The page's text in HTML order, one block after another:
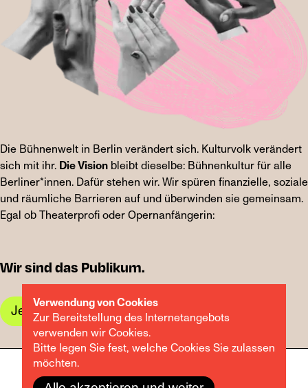
Die Bühnenwelt in Berlin verändert sich. Kulturvolk verändert
sich mit ihr. Die Vision bleibt dieselbe: Bühnenkultur für alle
Berliner*innen. Dafür stehen wir. Wir spüren finanzielle, soziale
und räumliche Barrieren auf und überwinden sie gemeinsam.
Egal ob Theaterprofi oder Opernanfängerin:
Wir sind das Publikum.
Jetzt Mitglied werden
Impressum AGB Datenschutz
Verwendung von Cookies
Zur Bereitstellung des Internetangebots
verwenden wir Cookies.
Bitte legen Sie fest, welche Cookies Sie zulassen
möchten.